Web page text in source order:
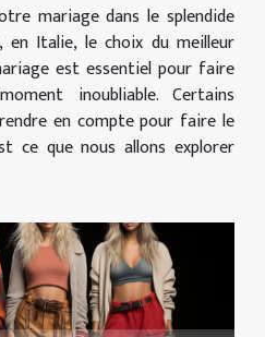
mariage dans le splendide
en Italie, le choix du meilleur
est essentiel pour faire
inoubliable. Certains
en compte pour faire le
ce que nous allons explorer